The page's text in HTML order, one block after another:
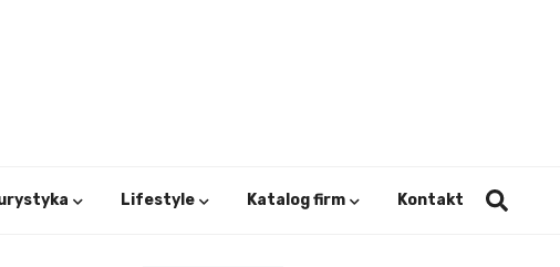
Lifestyle Katalog firm Kontakt